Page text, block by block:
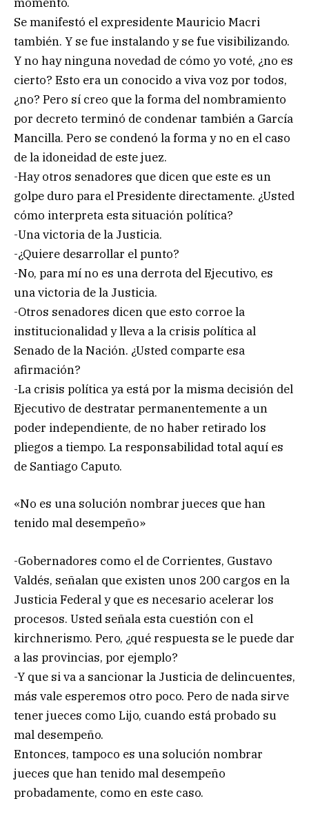
Se manifestó el expresidente Mauricio Macri
también. Y se fue instalando y se fue visibilizando.
Y no hay ninguna novedad de cómo yo voté, ¿no es
cierto? Esto era un conocido a viva voz por todos,
¿no? Pero sí creo que la forma del nombramiento
por decreto terminó de condenar también a García
Mancilla. Pero se condenó la forma y no en el caso
de la idoneidad de este juez.
-Hay otros senadores que dicen que este es un
golpe duro para el Presidente directamente. ¿Usted
cómo interpreta esta situación política?
-Una victoria de la Justicia.
-¿Quiere desarrollar el punto?
-No, para mí no es una derrota del Ejecutivo, es
una victoria de la Justicia.
-Otros senadores dicen que esto corroe la
institucionalidad y lleva a la crisis política al
Senado de la Nación. ¿Usted comparte esa
afirmación?
-La crisis política ya está por la misma decisión del
Ejecutivo de destratar permanentemente a un
poder independiente, de no haber retirado los
pliegos a tiempo. La responsabilidad total aquí es
de Santiago Caputo.
«No es una solución nombrar jueces que han
tenido mal desempeño»
-Gobernadores como el de Corrientes, Gustavo
Valdés, señalan que existen unos 200 cargos en la
Justicia Federal y que es necesario acelerar los
procesos. Usted señala esta cuestión con el
kirchnerismo. Pero, ¿qué respuesta se le puede dar
a las provincias, por ejemplo?
-Y que si va a sancionar la Justicia de delincuentes,
más vale esperemos otro poco. Pero de nada sirve
tener jueces como Lijo, cuando está probado su
mal desempeño.
Entonces, tampoco es una solución nombrar
jueces que han tenido mal desempeño
probadamente, como en este caso.